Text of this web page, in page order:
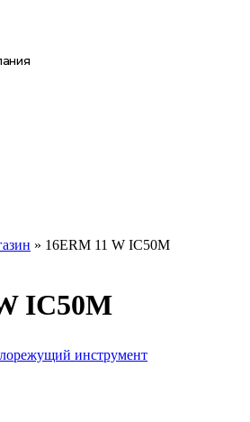
» 16ERM 11 W IC50M
IC50M
инструмент